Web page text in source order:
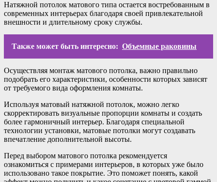
Натяжной потолок матового типа остается востребованным в
современных интерьерах благодаря своей привлекательной
внешности и длительному сроку службы.
Также может быть интересно: Объемные раковины
Осуществляя монтаж матового потолка, важно правильно
подобрать его характеристики, особенности которых зависят
от требуемого вида оформления комнаты.
Используя матовый натяжной потолок, можно легко
скорректировать визуальные пропорции комнаты и создать
более гармоничный интерьер. Благодаря специальной
технологии установки, матовые потолки могут создавать
впечатление дополнительной высоты.
Перед выбором матового потолка рекомендуется
ознакомиться с примерами интерьеров, в которых уже было
использовано такое покрытие. Это поможет понять, какой